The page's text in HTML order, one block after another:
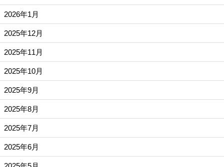
2026年1月
2025年12月
2025年11月
2025年10月
2025年9月
2025年8月
2025年7月
2025年6月